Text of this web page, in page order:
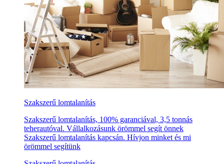
Szakszerű lomtalanítás
Szakszerű lomtalanítás, 100% garanciával, 3,5 tonnás
teherautóval. Vállalkozásunk örömmel segít önnek
Szakszerű lomtalanítás kapcsán. Hívjon minket és mi
örömmel segítünk